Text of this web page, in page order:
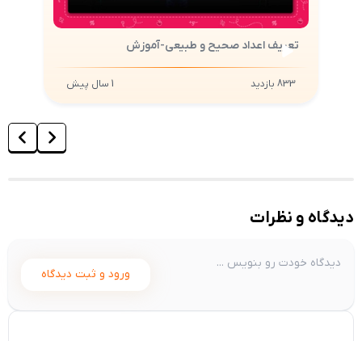
تعریف اعداد صحیح و طبیعی-آموزش
تعریف اعداد صحیح و طبیعی-آموزش
833 بازدید 1 سال پیش
دیدگاه و نظرات
ورود و ثبت دیدگاه